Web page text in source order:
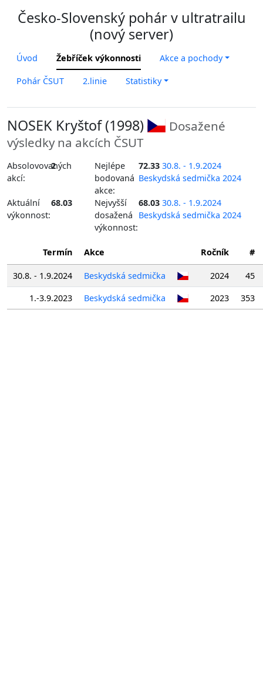
Česko-Slovenský pohár v ultratrailu
(nový server)
Úvod Žebříček výkonnosti Akce a pochody
Pohár ČSUT 2.linie Statistiky
NOSEK Kryštof (1998)
Dosažené
výsledky na akcích ČSUT
Absolovovaných
akcí:
2
Nejlépe
bodovaná
akce:
72.33 30.8. - 1.9.2024
Beskydská sedmička 2024
Aktuální
výkonnost:
68.03
Nejvyšší
dosažená
výkonnost:
68.03 30.8. - 1.9.2024
Beskydská sedmička 2024
Termín Akce Ročník #
30.8. - 1.9.2024 Beskydská sedmička 2024
45
1.-3.9.2023
Beskydská sedmička 2023 353